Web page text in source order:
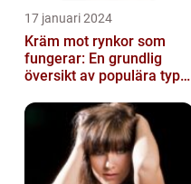
17 januari 2024
Kräm mot rynkor som
fungerar: En grundlig
översikt av populära typer